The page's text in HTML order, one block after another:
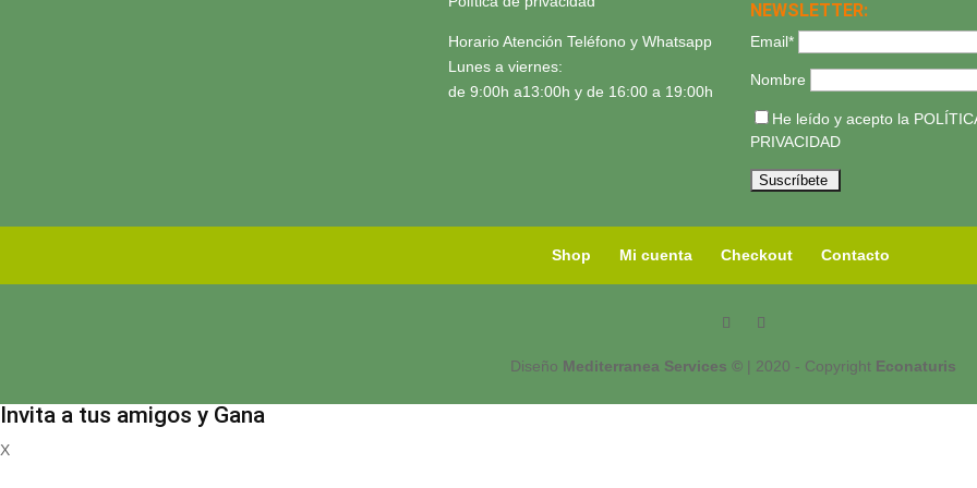
Horario Atención Teléfono y Whatsapp
Lunes a viernes:
de 9:00h a13:00h y de 16:00 a 19:00h
NEWSLETTER:
Email*
Nombre
He leído y acepto la
PRIVACIDAD
Shop Mi cuenta Checkout Contacto
Diseño Mediterranea Services ©| 2020 - Copyright Econaturis
Invita a tus amigos y Gana
X